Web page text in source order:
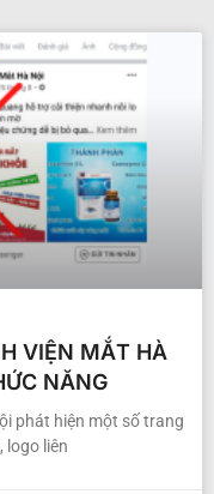
VIỆN MẮT HÀ
NĂNG
phát hiện một số trang
logo liên